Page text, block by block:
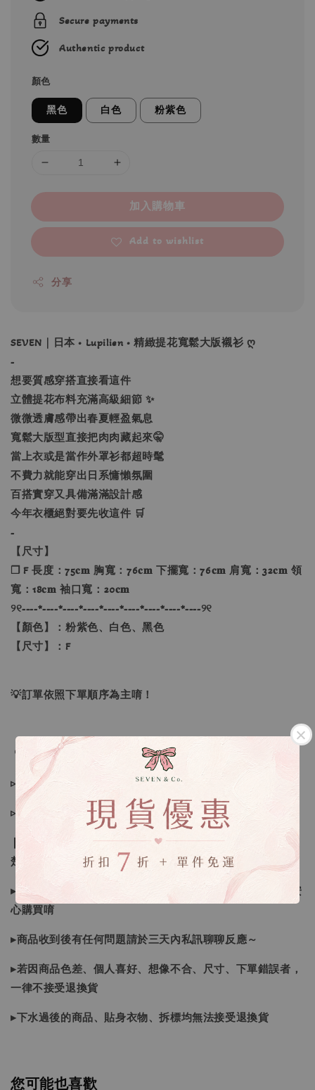
Secure payments
Authentic product
顏色
黑色 白色 粉紫色
數量
加入購物車
Add to wishlist
分享
SEVEN｜日本 • Lupilien • 精緻提花寬鬆大版襯衫 ღ
-
想要質感穿搭直接看這件
立體提花布料充滿高級細節 ✨
微微透膚感帶出春夏輕盈氣息
寬鬆大版型直接把肉肉藏起來🤫
當上衣或是當作外罩衫都超時髦
不費力就能穿出日系慵懶氛圍
百搭實穿又具備滿滿設計感
今年衣櫃絕對要先收這件 🛒
-
【尺寸】
❐ F 長度：75𝐜𝐦 胸寬：76𝐜𝐦 下擺寬：76𝐜𝐦 肩寬：32𝐜𝐦 領
寬：18𝐜𝐦 袖口寬：20𝐜𝐦
୨୧----*----*----*----*----*----*----*----*----୨୧
【顏色】：粉紫色、白色、黑色
【尺寸】：F
💡訂單依照下單順序為主唷！
🔍IG搜尋：Sevenjewelry.co
▹現貨商品１～３日內寄出
▹預購商品７～２１日（不含假日）寄出，如遇缺貨請見諒！
❙ 本賣場不接受下標後要求取消訂單（下標前請三思與看清
楚）❙
▸商品皆由日本、韓國門市、官網購入，皆為正品，您可以安
心購買唷
▸商品收到後有任何問題請於三天內私訊聊聊反應～
▸若因商品色差、個人喜好、想像不合、尺寸、下單錯誤者，
一律不接受退換貨
▸下水過後的商品、貼身衣物、拆標均無法接受退換貨
您可能也喜歡